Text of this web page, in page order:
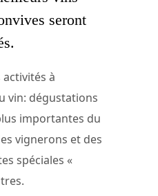
seront
à
vin: dégustations
importantes du
vignerons et des
spéciales «